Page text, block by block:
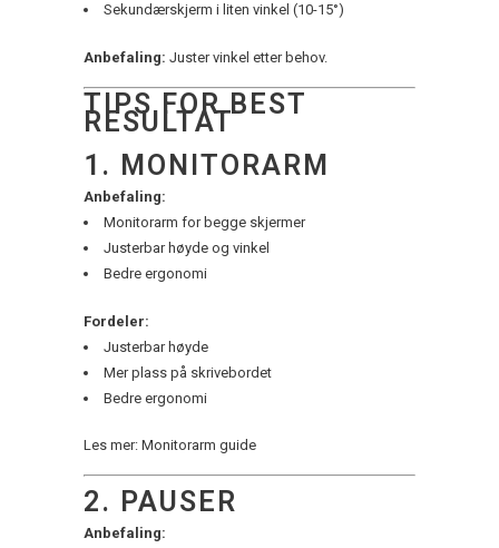
Sekundærskjerm i liten vinkel (10-15°)
Anbefaling: Juster vinkel etter behov.
TIPS FOR BEST
RESULTAT
1. MONITORARM
Anbefaling:
Monitorarm for begge skjermer
Justerbar høyde og vinkel
Bedre ergonomi
Fordeler:
Justerbar høyde
Mer plass på skrivebordet
Bedre ergonomi
Les mer: Monitorarm guide
2. PAUSER
Anbefaling: